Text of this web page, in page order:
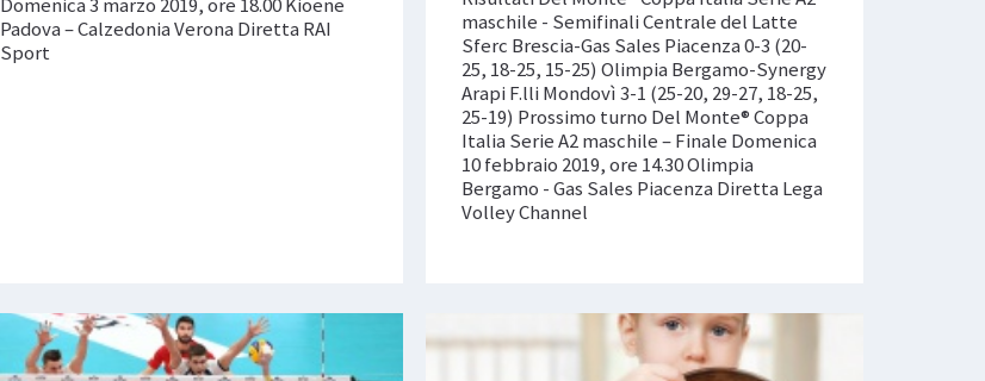
Padova – Calzedonia Verona Diretta RAI
Sport
maschile - Semifinali Centrale del Latte
Sferc Brescia-Gas Sales Piacenza 0-3 (20-
25, 18-25, 15-25) Olimpia Bergamo-Synergy
Arapi F.lli Mondovì 3-1 (25-20, 29-27, 18-25,
25-19) Prossimo turno Del Monte® Coppa
Italia Serie A2 maschile – Finale Domenica
10 febbraio 2019, ore 14.30 Olimpia
Bergamo - Gas Sales Piacenza Diretta Lega
Volley Channel